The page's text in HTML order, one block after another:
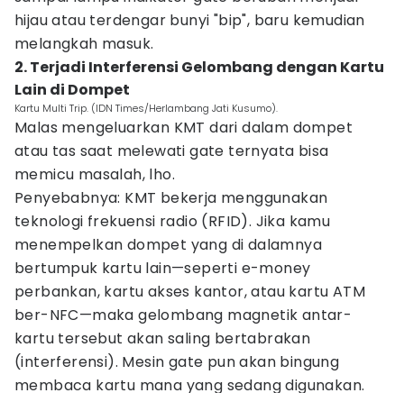
hijau atau terdengar bunyi "bip", baru kemudian
melangkah masuk.
2. Terjadi Interferensi Gelombang dengan Kartu
Lain di Dompet
Kartu Multi Trip. (IDN Times/Herlambang Jati Kusumo).
Malas mengeluarkan KMT dari dalam dompet
atau tas saat melewati gate ternyata bisa
memicu masalah, lho.
Penyebabnya: KMT bekerja menggunakan
teknologi frekuensi radio (RFID). Jika kamu
menempelkan dompet yang di dalamnya
bertumpuk kartu lain—seperti e-money
perbankan, kartu akses kantor, atau kartu ATM
ber-NFC—maka gelombang magnetik antar-
kartu tersebut akan saling bertabrakan
(interferensi). Mesin gate pun akan bingung
membaca kartu mana yang sedang digunakan.